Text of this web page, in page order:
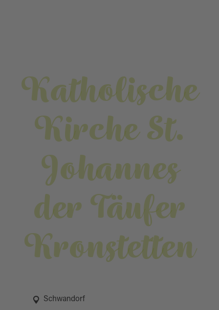
Katholische
Kirche St.
Johannes
der Täufer
Kronstetten
Schwandorf